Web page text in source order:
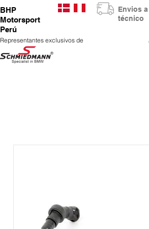
BHP
Motorsport
Perú
Representantes exclusivos de
Envios